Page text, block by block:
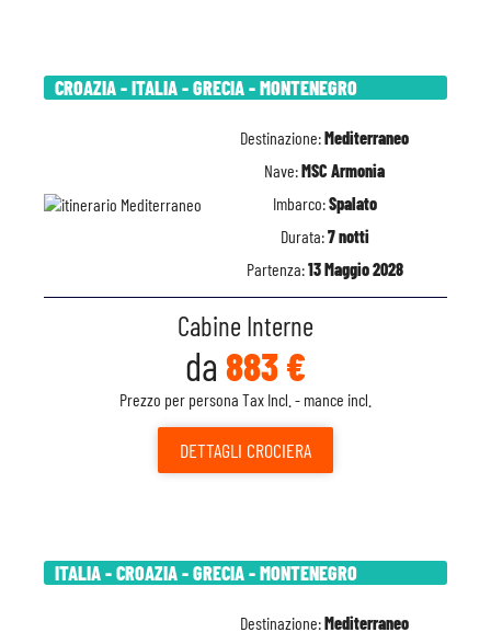
CROAZIA - ITALIA - GRECIA - MONTENEGRO
Destinazione:Mediterraneo
Nave:MSC Armonia
Imbarco:Spalato
Durata:7 notti
Partenza:13 Maggio 2028
Cabine Interne
da 883 €
Prezzo per persona Tax Incl. - mance incl.
DETTAGLI CROCIERA
ITALIA - CROAZIA - GRECIA - MONTENEGRO
Destinazione:Mediterraneo